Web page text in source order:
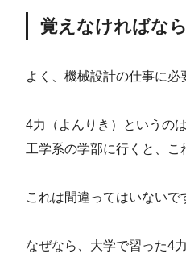
覚えなければな
よく、機械設計の仕事に必
4力（よんりき）というの
工学系の学部に行くと、こ
これは間違ってはいないで
なぜなら、大学で習った4